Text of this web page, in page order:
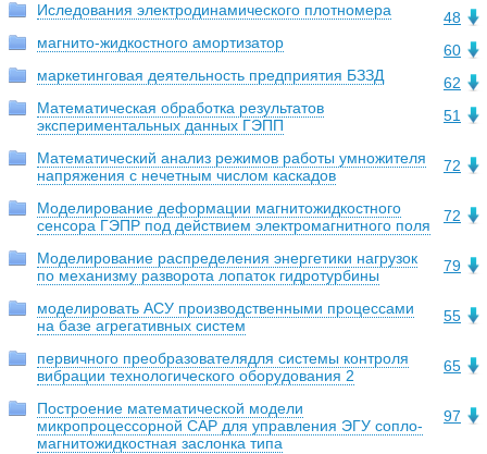
48
Иследования электродинамического плотномера
60
магнито-жидкостного амортизатор
62
маркетинговая деятельность предприятия БЗЗД
51
Математическая обработка результатов
экспериментальных данных ГЭПП
72
Математический анализ режимов работы умножителя
напряжения с нечетным числом каскадов
72
Моделирование деформации магнитожидкостного
сенсора ГЭПР под действием электромагнитного поля
79
Моделирование распределения энергетики нагрузок
по механизму разворота лопаток гидротурбины
55
моделировать АСУ производственными процессами
на базе агрегативных систем
65
первичного преобразователядля системы контроля
вибрации технологического оборудования 2
97
Построение математической модели
микропроцессорной САР для управления ЭГУ сопло-
магнитожидкостная заслонка типа